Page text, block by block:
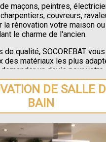
maçons, peintres,
couvreurs,
rénovation votre maison
le charme de l'ancien.
qualité, SOCOREBAT vous
des matériaux les plus
un devis pour votre
à Montgaillard-Lauragais.
DE SALLE
BAIN